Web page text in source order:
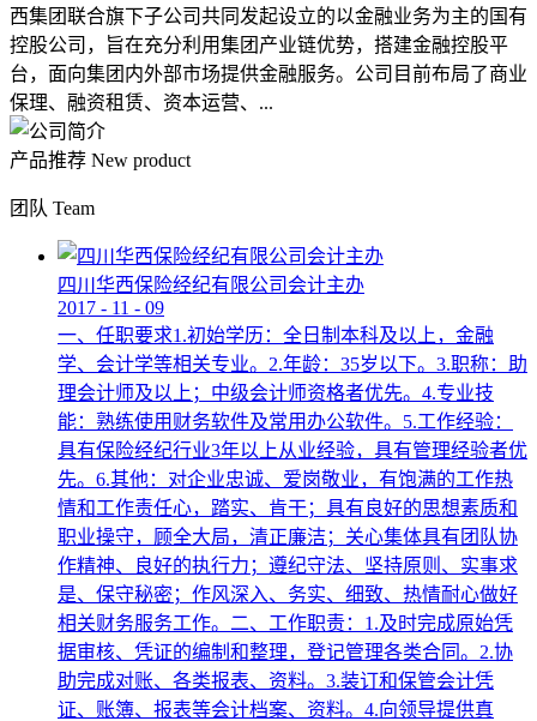
西集团联合旗下子公司共同发起设立的以金融业务为主的国有
控股公司，旨在充分利用集团产业链优势，搭建金融控股平
台，面向集团内外部市场提供金融服务。公司目前布局了商业
保理、融资租赁、资本运营、...
产品推荐 New product
团队 Team
四川华西保险经纪有限公司会计主办
2017 - 11 - 09
一、任职要求1.初始学历：全日制本科及以上，金融
学、会计学等相关专业。2.年龄：35岁以下。3.职称：助
理会计师及以上；中级会计师资格者优先。4.专业技
能：熟练使用财务软件及常用办公软件。5.工作经验：
具有保险经纪行业3年以上从业经验，具有管理经验者优
先。6.其他：对企业忠诚、爱岗敬业，有饱满的工作热
情和工作责任心，踏实、肯干；具有良好的思想素质和
职业操守，顾全大局，清正廉洁；关心集体具有团队协
作精神、良好的执行力；遵纪守法、坚持原则、实事求
是、保守秘密；作风深入、务实、细致、热情耐心做好
相关财务服务工作。二、工作职责：1.及时完成原始凭
据审核、凭证的编制和整理，登记管理各类合同。2.协
助完成对账、各类报表、资料。3.装订和保管会计凭
证、账簿、报表等会计档案、资料。4.向领导提供真